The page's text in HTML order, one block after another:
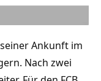
Mute
Ankunft im
Nach zwei